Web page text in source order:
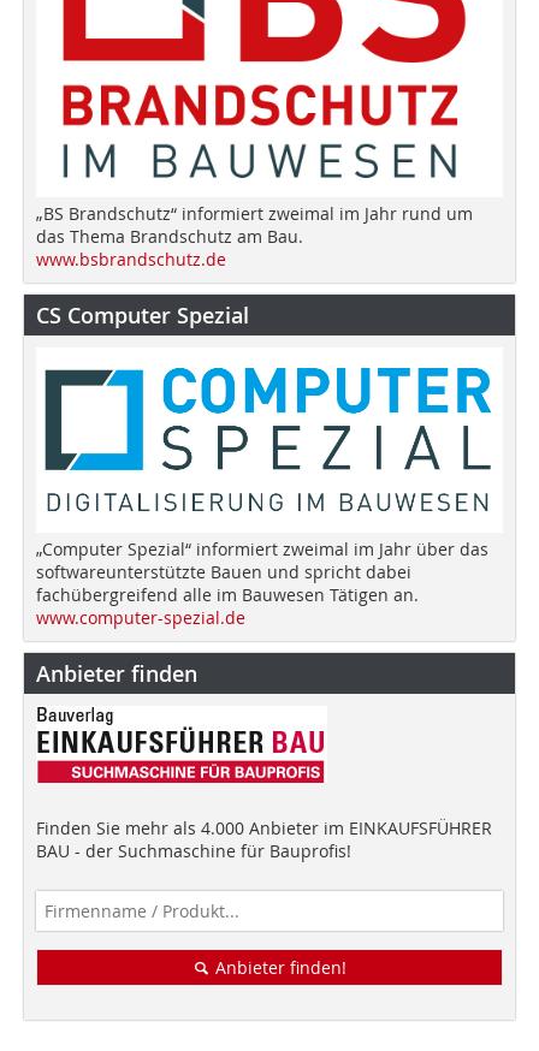
„BS Brandschutz“ informiert zweimal im Jahr rund um
das Thema Brandschutz am Bau.
www.bsbrandschutz.de
CS Computer Spezial
„Computer Spezial“ informiert zweimal im Jahr über das
softwareunterstützte Bauen und spricht dabei
fachübergreifend alle im Bauwesen Tätigen an.
www.computer-spezial.de
Anbieter finden
Finden Sie mehr als 4.000 Anbieter im EINKAUFSFÜHRER
BAU - der Suchmaschine für Bauprofis!
Anbieter finden!